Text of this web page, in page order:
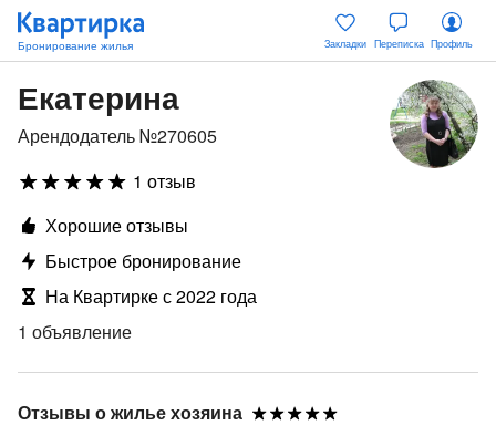
Закладки Переписка Профиль
Екатерина
Арендодатель №270605
1 отзыв
Хорошие отзывы
Быстрое бронирование
На Квартирке с 2022 года
1 объявление
Отзывы о жилье хозяина